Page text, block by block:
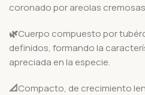
coronado por areolas
🌿Cuerpo compuesto por
definidos, formando la
apreciada en la especie.
📐Compacto, de crecimiento